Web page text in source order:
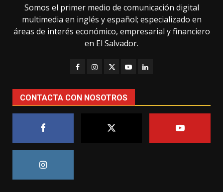
Somos el primer medio de comunicación digital
multimedia en inglés y español; especializado en
áreas de interés económico, empresarial y financiero
en El Salvador.
CONTACTA CON NOSOTROS